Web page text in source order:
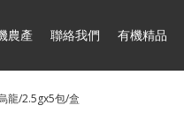
農產 聯絡我們 有機精品
龍/2.5gx5包/盒